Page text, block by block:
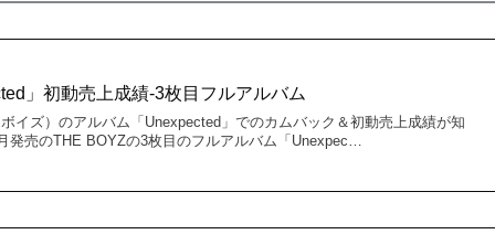
」初動売上成績-3枚目フルアルバム
イズ）のアルバム「Unexpected」でのカムバック＆初動売上成績が知
発売のTHE BOYZの3枚目のフルアルバム「Unexpec…